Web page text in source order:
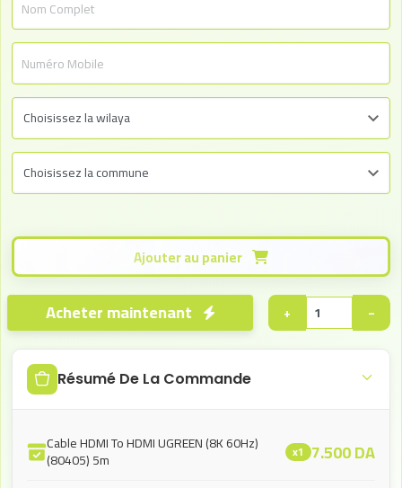
−
+
Résumé De La Commande
Cable HDMI To HDMI UGREEN (8K 60Hz)
(80405) 5m x1 7.500DA